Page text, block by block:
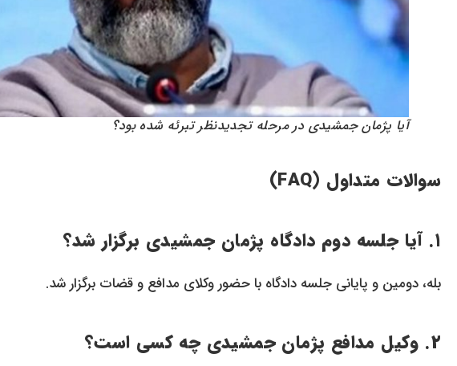
آیا پژمان جمشیدی در مرحله تجدیدنظر تبرئه شده بود؟
سوالات متداول (FAQ)
۱. آیا جلسه دوم دادگاه پژمان جمشیدی برگزار شد؟
بله، دومین و پایانی جلسه دادگاه با حضور وکلای مدافع و قضات برگزار شد.
۲. وکیل مدافع پژمان جمشیدی چه کسی است؟